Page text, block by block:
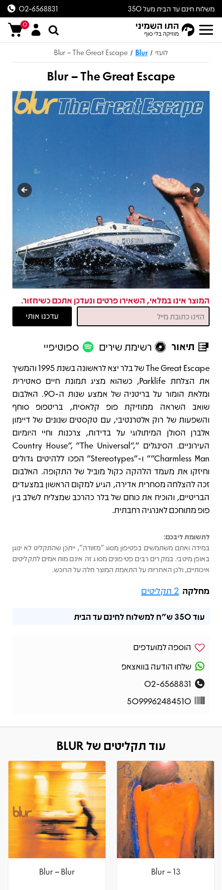
משלוח חינם עד הבית מעל 350
ש״ח
02-6568831
0
לועזי /
Blur
/
Blur – The Great Escape
Blur – The Great Escape
המוצר אינו במלאי, השאירו פרטים ונעדכן אתכם כשיחזור.
תיאור רשימת שירים ספוטיפיי
תיאור
The Great Escape של בלר יצא לראשונה בשנת 1995 והמשיך
את הצלחת Parklife, כשהוא מציג תמונת חיים סאטירית
ומלאת הומור על בריטניה של אמצע שנות ה-90. האלבום
שואב השראה ממוזיקת פופ קלאסית, בריטפופ סוחף
והשפעות של רוק אלטרנטיבי, עם טקסטים שנונים של דיימון
אלברן הסולן המיתולוגי על בדידות, צרכנות וחיי היומיום
העירוניים. הסינגלים "Country House", "The Universal",
"Charmless Man" ו-"Stereotypes" הפכו ללהיטים גדולים
וחיזקו את מעמד הלהקה כקול מוביל של התקופה. האלבום
זכה להצלחה מסחרית אדירה, הגיע למקום הראשון במצעדים
הבריטיים, והוכיח את כוחם של בלר כהרכב שמצליח לשלב בין
פופ מתוחכם לאנרגיה רחבתית.
לתשומת ליבכם:
במידה ואתם משתמשים בפטיפון מסוג "מזוודה", ייתכן שהתקליט לא ינוגן
באופן מיטבי. במקרים רבים פטיפונים מסוג זה אינם מותאמים לתקליטים
איכותיים, ולכן האחריות על התאמת המוצר חלה על הרוכש.
מחלקה 2 תקליטים
עוד350 ש"ח למשלוח לחינם עד הבית
הוספה למועדפים
שלחו הודעה בוואצאפ
02-6568831
5099962484510
עוד תקליטים של BLUR
Blur – 13
Blur – Blur